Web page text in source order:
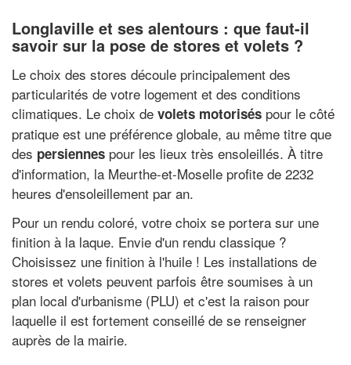
Longlaville et ses alentours : que faut-il
savoir sur la pose de stores et volets ?
Le choix des stores découle principalement des
particularités de votre logement et des conditions
climatiques. Le choix de volets motorisés pour le côté
pratique est une préférence globale, au même titre que
des persiennes pour les lieux très ensoleillés. À titre
d'information, la Meurthe-et-Moselle profite de 2232
heures d'ensoleillement par an.
Pour un rendu coloré, votre choix se portera sur une
finition à la laque. Envie d'un rendu classique ?
Choisissez une finition à l'huile ! Les installations de
stores et volets peuvent parfois être soumises à un
plan local d'urbanisme (PLU) et c'est la raison pour
laquelle il est fortement conseillé de se renseigner
auprès de la mairie.